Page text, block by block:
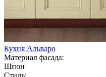
Кухня Альваро
Материал фасада:
Шпон
Стиль: